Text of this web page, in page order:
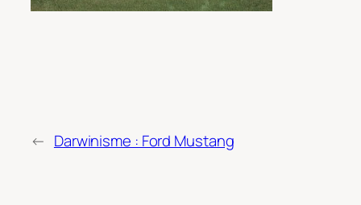
← Darwinisme : Ford Mustang